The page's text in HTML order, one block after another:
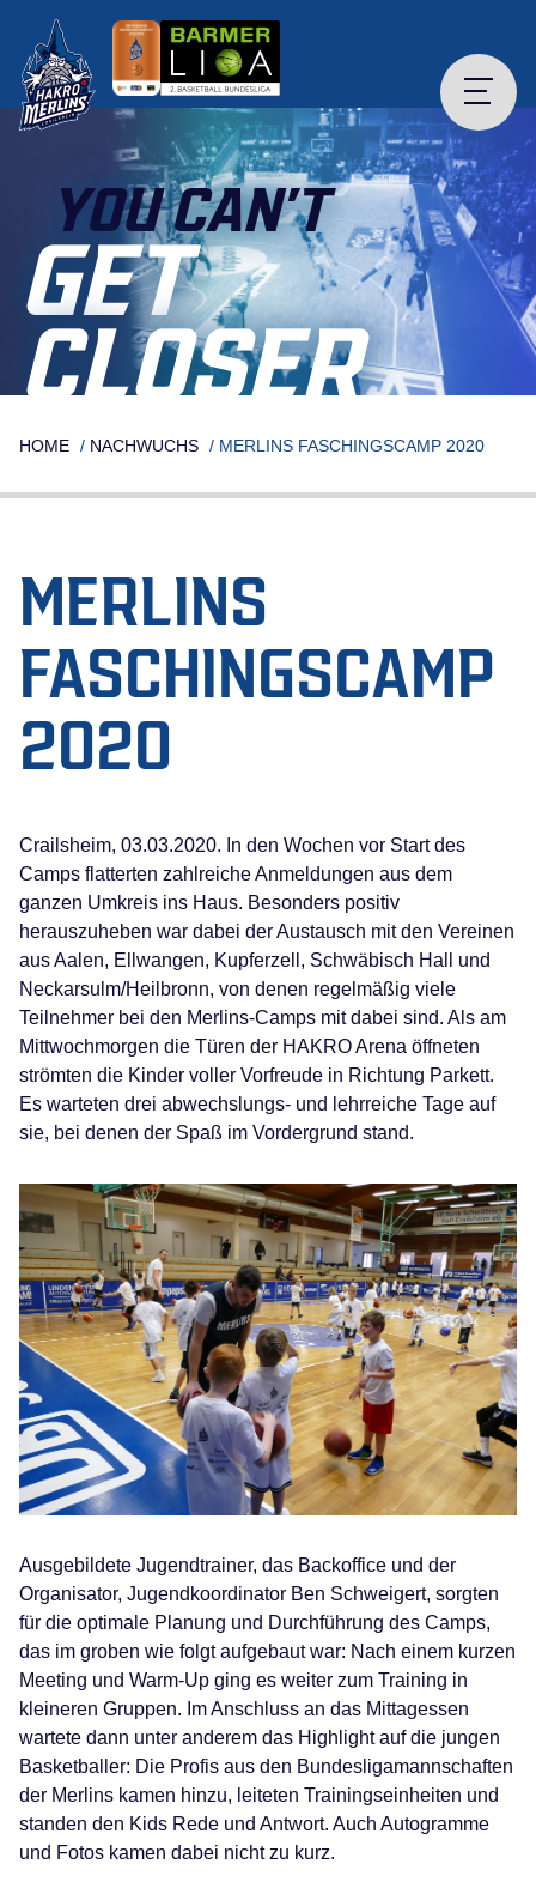
content
YOU CAN’T
GET
CLOSER
HOME / NACHWUCHS / MERLINS FASCHINGSCAMP 2020
MERLINS
FASCHINGSCAMP
2020
Crailsheim, 03.03.2020. In den Wochen vor Start des
Camps flatterten zahlreiche Anmeldungen aus dem
ganzen Umkreis ins Haus. Besonders positiv
herauszuheben war dabei der Austausch mit den Vereinen
aus Aalen, Ellwangen, Kupferzell, Schwäbisch Hall und
Neckarsulm/Heilbronn, von denen regelmäßig viele
Teilnehmer bei den Merlins-Camps mit dabei sind. Als am
Mittwochmorgen die Türen der HAKRO Arena öffneten
strömten die Kinder voller Vorfreude in Richtung Parkett.
Es warteten drei abwechslungs- und lehrreiche Tage auf
sie, bei denen der Spaß im Vordergrund stand.
Ausgebildete Jugendtrainer, das Backoffice und der
Organisator, Jugendkoordinator Ben Schweigert, sorgten
für die optimale Planung und Durchführung des Camps,
das im groben wie folgt aufgebaut war: Nach einem kurzen
Meeting und Warm-Up ging es weiter zum Training in
kleineren Gruppen. Im Anschluss an das Mittagessen
wartete dann unter anderem das Highlight auf die jungen
Basketballer: Die Profis aus den Bundesligamannschaften
der Merlins kamen hinzu, leiteten Trainingseinheiten und
standen den Kids Rede und Antwort. Auch Autogramme
und Fotos kamen dabei nicht zu kurz.